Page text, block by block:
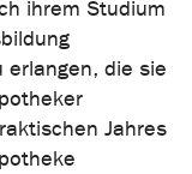
ihrem Studium
erlangen, die sie
Jahres